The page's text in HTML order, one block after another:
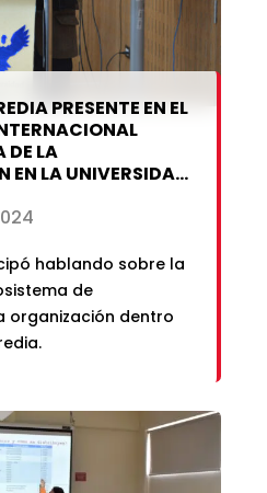
PRESENTE EN EL
DE LA
EN LA UNIVERSIDAD
hablando sobre la
de
organización dentro